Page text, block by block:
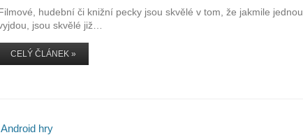
hudební či knižní pecky jsou skvělé v tom, že jakmile jednou
jsou skvělé již…
CELÝ ČLÁNEK »
Android hry